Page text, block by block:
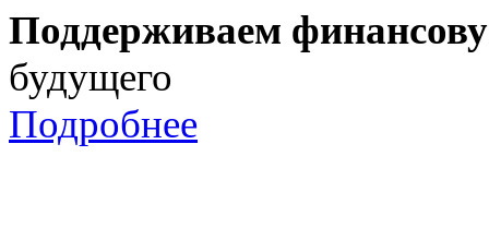
Поддерживаем
будущего
Подробнее